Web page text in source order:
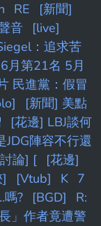
RE
[新聞]
音
[live]
：追求苦
月第21名 5月
民進黨：假冒
[新聞] 美點
[花邊] LBJ談何
JDG陣容不行還
論] [
[花邊]
[Vtub] K 7
嗎? [BGD]
R:
」作者竟遭警